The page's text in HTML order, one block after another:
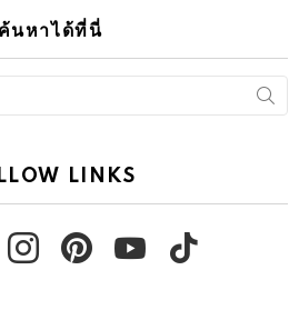
แบบใด และวิธีเปลี่ยนใบ
5 ปีที่แล้ว
5 Votes